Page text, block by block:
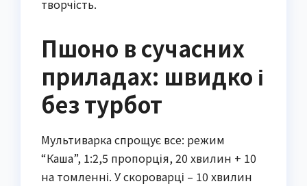
творчість.
Пшоно в сучасних
приладах: швидко і
без турбот
Мультиварка спрощує все: режим
“Каша”, 1:2,5 пропорція, 20 хвилин + 10
на томленні. У скороварці – 10 хвилин